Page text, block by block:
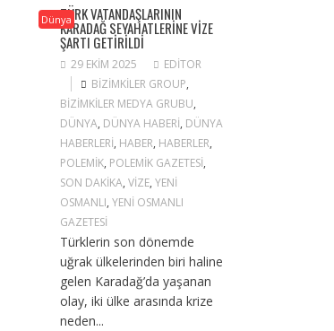
DünyaTÜRK VATANDAŞLARININ
KARADAĞ SEYAHATLERINE VIZE
ŞARTI GETIRILDI
29 EKIM 2025
EDITOR
BIZIMKILER GROUP,
BIZIMKILER MEDYA GRUBU,
DÜNYA, DÜNYA HABERI, DÜNYA
HABERLERI, HABER, HABERLER,
POLEMIK, POLEMIK GAZETESI,
SON DAKIKA,VIZE,YENI
OSMANLI,YENI OSMANLI
GAZETESI
Türklerin son dönemde
uğrak ülkelerinden biri haline
gelen Karadağ’da yaşanan
olay, iki ülke arasında krize
neden...